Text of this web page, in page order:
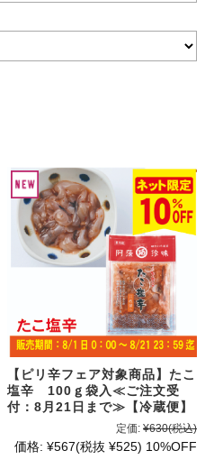
【ピリ辛フェア対象商品】たこ
塩辛 100ｇ袋入≪ご注文受
付：8月21日まで≫【冷蔵便】
定価: ¥630(税込)
価格: ¥567(税抜 ¥525) 10%OFF